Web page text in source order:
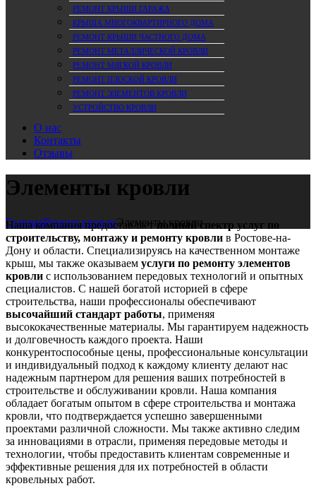
РЕМОНТ КРЫШИ ГАРАЖА
КРЫША МНОГОКВАРТИРНОГО ДОМА
РЕМОНТ КРЫШИ ЧАСТНОГО ДОМА
РЕМОНТ МЕТАЛЛИЧЕСКОЙ КРОВЛИ
РЕМОНТ МЯГКОЙ КРОВЛИ
РЕМОНТ ПЛОСКОЙ КРОВЛИ
РЕМОНТ ЭЛЕМЕНТОВ КРОВЛИ
УСТРОЙСТВО КРОВЛИ
О нас
Контакты
Отзывы
Элементы кровли
ГлавнаяРемонт кровлиЭлементы кровли
Наша компания предоставляетполный спектр услуг по
строительству, монтажу и ремонту кровли в Ростове-на-
Дону и области. Специализируясь на качественном монтаже
крыш, мы также оказываем услуги по ремонту элементов
кровли с использованием передовых технологий и опытных
специалистов. С нашей богатой историей в сфере
строительства, наши профессионалы обеспечивают
высочайший стандарт работы, применяя
высококачественные материалы. Мы гарантируем надежность
и долговечность каждого проекта. Наши
конкурентоспособные цены, профессиональные консультации
и индивидуальный подход к каждому клиенту делают нас
надежным партнером для решения ваших потребностей в
строительстве и обслуживании кровли. Наша компания
обладает богатым опытом в сфере строительства и монтажа
кровли, что подтверждается успешно завершенными
проектами различной сложности. Мы также активно следим
за инновациями в отрасли, применяя передовые методы и
технологии, чтобы предоставить клиентам современные и
эффективные решения для их потребностей в области
кровельных работ.